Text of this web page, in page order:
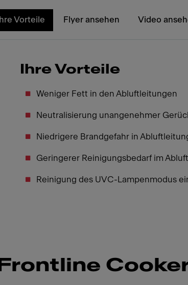
Ihre Vorteile Flyer ansehen Video
Ihre Vorteile
Weniger Fett in den Abluftleitungen
Neutralisierung unangenehmer
Niedrigere Brandgefahr in
Geringerer Reinigungsbedarf im
Reinigung des UVC-Lampenmodus
Frontline